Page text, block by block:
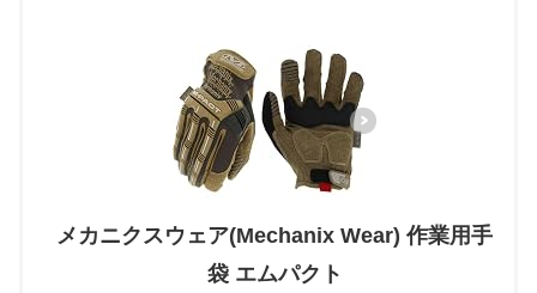
メカニクスウェア(Mechanix Wear) 作業用手
袋 エムパクト